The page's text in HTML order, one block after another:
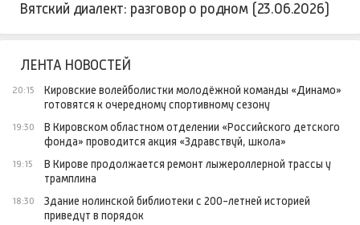
Вятский диалект: разговор о родном (23.06.2026)
ЛЕНТА НОВОСТЕЙ
20:15
Кировские волейболистки молодёжной команды «Динамо»
готовятся к очередному спортивному сезону
19:30
В Кировском областном отделении «Российского детского
фонда» проводится акция «Здравствуй, школа»
19:15
В Кирове продолжается ремонт лыжероллерной трассы у
трамплина
18:30
Здание нолинской библиотеки с 200-летней историей
приведут в порядок